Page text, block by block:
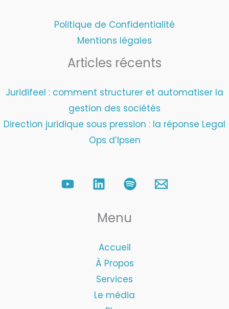
Politique de Confidentialité
Mentions légales
Articles récents
Juridifeel : comment structurer et automatiser la
gestion des sociétés
Direction juridique sous pression : la réponse Legal
Ops d’Ipsen
Menu
Accueil
À Propos
Services
Le média